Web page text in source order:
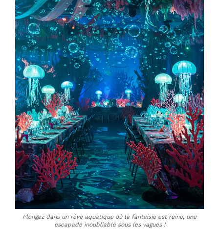
Plongez dans un rêve aquatique où la fantaisie est reine, une
escapade inoubliable sous les vagues !